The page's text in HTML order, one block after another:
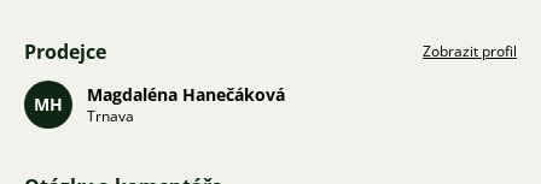
Prodejce Zobrazit profil
MH Magdaléna Hanečáková
Trnava